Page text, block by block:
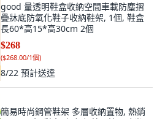
good 量透明鞋盒收納空間車載防塵摺
疊牀底防氧化鞋子收納鞋架, 1個, 鞋盒
長60*高15*高30cm 2個
$268
($268.00/1個)
8/22 預計送達
簡易時尚鋼管鞋架 多層收納置物, 熱銷